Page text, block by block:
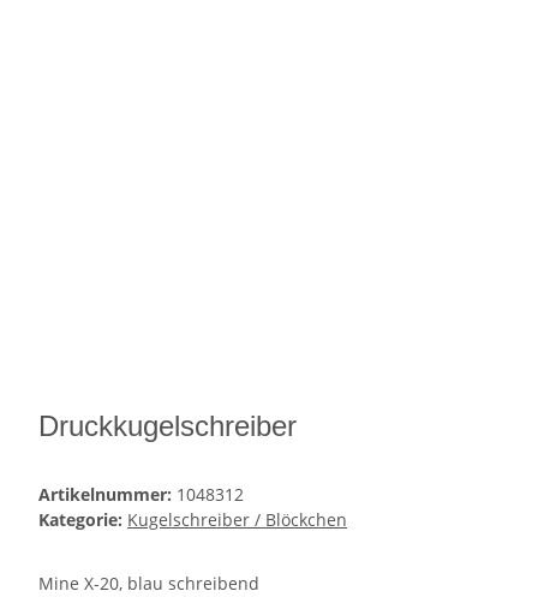
Druckkugelschreiber
Artikelnummer: 1048312
Kategorie: Kugelschreiber / Blöckchen
Mine X-20, blau schreibend